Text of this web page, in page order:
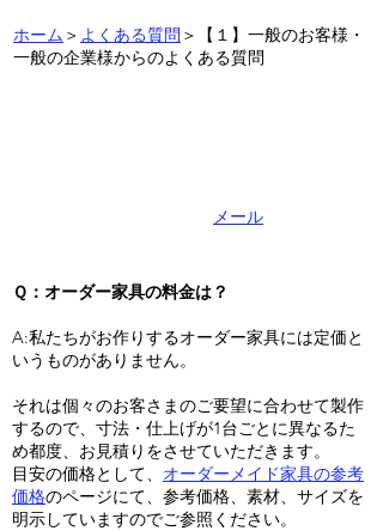
ホーム ＞ よくある質問 ＞【１】一般のお客様・
一般の企業様からのよくある質問
メール
Ｑ：オーダー家具の料金は？
A:私たちがお作りするオーダー家具には定価と
いうものがありません。
それは個々のお客さまのご要望に合わせて製作
するので、寸法・仕上げが1台ごとに異なるた
め都度、お見積りをさせていただきます。
目安の価格として、 オーダーメイド家具の参考
価格のページにて、参考価格、素材、サイズを
明示していますのでご参照ください。